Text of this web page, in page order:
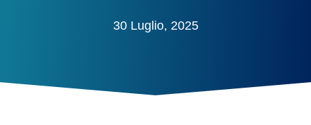
30 Luglio, 2025